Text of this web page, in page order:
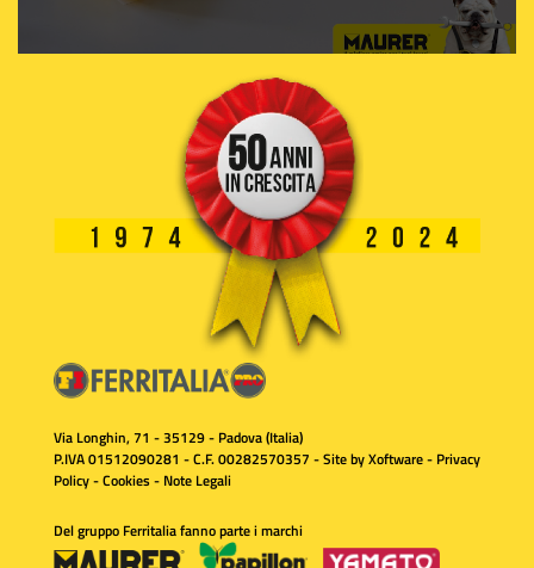
Via Longhin, 71 - 35129 - Padova (Italia)
P.IVA 01512090281 - C.F. 00282570357 - Site byXoftware- Privacy
Policy-Cookies- Note Legali
Del gruppo Ferritalia fanno parte i marchi